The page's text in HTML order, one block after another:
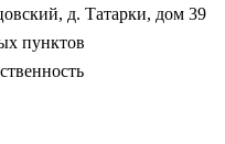
д. Татарки, дом 39
пунктов